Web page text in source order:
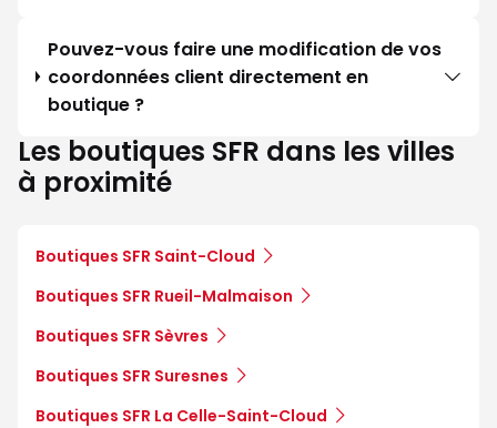
Pouvez-vous faire une modification de vos
coordonnées client directement en
boutique ?
Les boutiques SFR dans les villes
à proximité
Boutiques SFR Saint-Cloud
Boutiques SFR Rueil-Malmaison
Boutiques SFR Sèvres
Boutiques SFR Suresnes
Boutiques SFR La Celle-Saint-Cloud